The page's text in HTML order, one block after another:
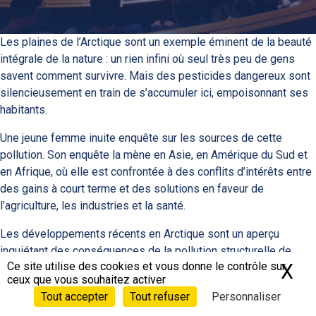
Les plaines de l’Arctique sont un exemple éminent de la beauté
intégrale de la nature : un rien infini où seul très peu de gens
savent comment survivre. Mais des pesticides dangereux sont
silencieusement en train de s’accumuler ici, empoisonnant ses
habitants.
Une jeune femme inuite enquête sur les sources de cette
pollution. Son enquête la mène en Asie, en Amérique du Sud et
en Afrique, où elle est confrontée à des conflits d’intérêts entre
des gains à court terme et des solutions en faveur de
l’agriculture, les industries et la santé.
Les développements récents en Arctique sont un aperçu
inquiétant des conséquences de la pollution structurelle de
l’environnement à travers le monde.
Ce site utilise des cookies et vous donne le contrôle sur
ceux que vous souhaitez activer
Tout accepter
Tout refuser Personnaliser
X